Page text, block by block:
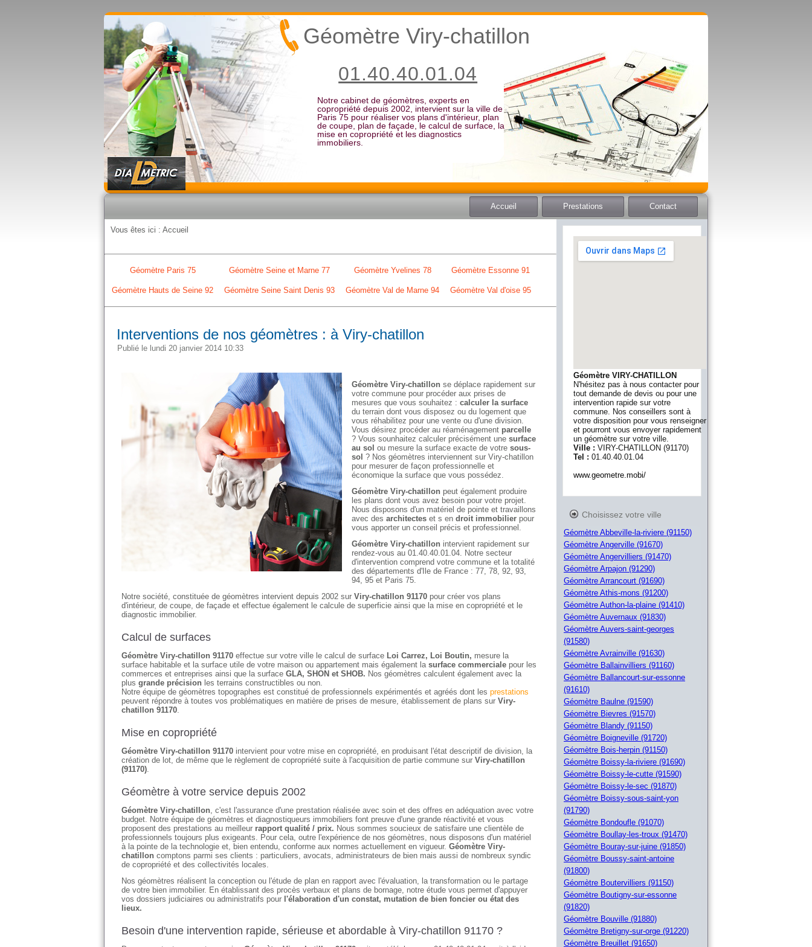
Notre cabinet de géomètres, experts en
copropriété depuis 2002, intervient sur la ville de
Paris 75 pour réaliser vos plans d'intérieur, plan
de coupe, plan de façade, le calcul de surface, la
mise en copropriété et les diagnostics
immobiliers.
Géomètre Viry-chatillon
01.40.40.01.04
Accueil Prestations Contact
Vous êtes ici : Accueil
Géomètre Paris 75 Géomètre Seine et Marne 77 Géomètre Yvelines 78 Géomètre Essonne 91
Géomètre Hauts de Seine 92 Géomètre Seine Saint Denis 93 Géomètre Val de Marne 94 Géomètre Val d'oise 95
Interventions de nos géomètres : à Viry-chatillon
Publié le lundi 20 janvier 2014 10:33
Géomètre Viry-chatillon se déplace rapidement sur
votre commune pour procéder aux prises de
mesures que vous souhaitez : calculer la surface
du terrain dont vous disposez ou du logement que
vous réhabilitez pour une vente ou d'une division.
Vous désirez procéder au réaménagement parcelle
? Vous sounhaitez calculer précisément une surface
au sol ou mesure la surface exacte de votre sous-
sol ? Nos géomètres interviennent sur Viry-chatillon
pour mesurer de façon professionnelle et
économique la surface que vous possédez.
Géomètre Viry-chatillon peut également produire
les plans dont vous avez besoin pour votre projet.
Nous disposons d'un matériel de pointe et travaillons
avec des architectes et s en droit immobilier pour
vous apporter un conseil précis et professionnel.
Géomètre Viry-chatillon intervient rapidement sur
rendez-vous au 01.40.40.01.04. Notre secteur
d'intervention comprend votre commune et la totalité
des départements d'Ile de France : 77, 78, 92, 93,
94, 95 et Paris 75.
Notre société, constituée de géomètres intervient depuis 2002 sur Viry-chatillon 91170 pour créer vos plans
d'intérieur, de coupe, de façade et effectue également le calcule de superficie ainsi que la mise en copropriété et le
diagnostic immobilier.
Calcul de surfaces
Géomètre Viry-chatillon 91170 effectue sur votre ville le calcul de surface Loi Carrez, Loi Boutin, mesure la
surface habitable et la surface utile de votre maison ou appartement mais également la surface commerciale pour les
commerces et entreprises ainsi que la surface GLA, SHON et SHOB. Nos géomètres calculent également avec la
plus grande précision les terrains constructibles ou non.
Notre équipe de géomètres topographes est constitué de professionnels expérimentés et agréés dont les prestations
peuvent répondre à toutes vos problématiques en matière de prises de mesure, établissement de plans sur Viry-
chatillon 91170.
Mise en copropriété
Géomètre Viry-chatillon 91170 intervient pour votre mise en copropriété, en produisant l'état descriptif de division, la
création de lot, de même que le règlement de copropriété suite à l'acquisition de partie commune sur Viry-chatillon
(91170).
Géomètre à votre service depuis 2002
Géomètre Viry-chatillon, c'est l'assurance d'une prestation réalisée avec soin et des offres en adéquation avec votre
budget. Notre équipe de géomètres et diagnostiqueurs immobiliers font preuve d'une grande réactivité et vous
proposent des prestations au meilleur rapport qualité / prix. Nous sommes soucieux de satisfaire une clientèle de
professionnels toujours plus exigeants. Pour cela, outre l'expérience de nos géomètres, nous disposons d'un matériel
à la pointe de la technologie et, bien entendu, conforme aux normes actuellement en vigueur. Géomètre Viry-
chatillon comptons parmi ses clients : particuliers, avocats, administrateurs de bien mais aussi de nombreux syndic
de copropriété et des collectivités locales.
Nos géomètres réalisent la conception ou l'étude de plan en rapport avec l'évaluation, la transformation ou le partage
de votre bien immobilier. En établissant des procès verbaux et plans de bornage, notre étude vous permet d'appuyer
vos dossiers judiciaires ou administratifs pour l'élaboration d'un constat, mutation de bien foncier ou état des
lieux.
Besoin d'une intervention rapide, sérieuse et abordable à Viry-chatillon 91170 ?
Géomètre VIRY-CHATILLON
N'hésitez pas à nous contacter pour
tout demande de devis ou pour une
intervention rapide sur votre
commune. Nos conseillers sont à
votre disposition pour vous renseigner
et pourront vous envoyer rapidement
un géomètre sur votre ville.
Ville : VIRY-CHATILLON (91170)
Tel : 01.40.40.01.04
www.geometre.mobi/
Choisissez votre ville
Géomètre Abbeville-la-riviere (91150)
Géomètre Angerville (91670)
Géomètre Angervilliers (91470)
Géomètre Arpajon (91290)
Géomètre Arrancourt (91690)
Géomètre Athis-mons (91200)
Géomètre Authon-la-plaine (91410)
Géomètre Auvernaux (91830)
Géomètre Auvers-saint-georges
(91580)
Géomètre Avrainville (91630)
Géomètre Ballainvilliers (91160)
Géomètre Ballancourt-sur-essonne
(91610)
Géomètre Baulne (91590)
Géomètre Bievres (91570)
Géomètre Blandy (91150)
Géomètre Boigneville (91720)
Géomètre Bois-herpin (91150)
Géomètre Boissy-la-riviere (91690)
Géomètre Boissy-le-cutte (91590)
Géomètre Boissy-le-sec (91870)
Géomètre Boissy-sous-saint-yon
(91790)
Géomètre Bondoufle (91070)
Géomètre Boullay-les-troux (91470)
Géomètre Bouray-sur-juine (91850)
Géomètre Boussy-saint-antoine
(91800)
Géomètre Boutervilliers (91150)
Géomètre Boutigny-sur-essonne
(91820)
Géomètre Bouville (91880)
Géomètre Bretigny-sur-orge (91220)
Géomètre Breuillet (91650)